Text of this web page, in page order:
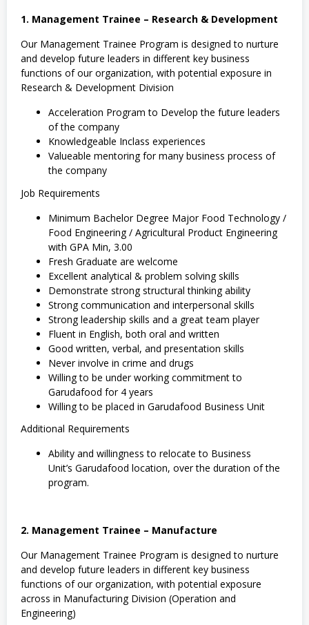
1. Management Trainee – Research & Development
Our Management Trainee Program is designed to nurture
and develop future leaders in different key business
functions of our organization, with potential exposure in
Research & Development Division
Acceleration Program to Develop the future leaders
of the company
Knowledgeable Inclass experiences
Valueable mentoring for many business process of
the company
Job Requirements
Minimum Bachelor Degree Major Food Technology /
Food Engineering / Agricultural Product Engineering
with GPA Min, 3.00
Fresh Graduate are welcome
Excellent analytical & problem solving skills
Demonstrate strong structural thinking ability
Strong communication and interpersonal skills
Strong leadership skills and a great team player
Fluent in English, both oral and written
Good written, verbal, and presentation skills
Never involve in crime and drugs
Willing to be under working commitment to
Garudafood for 4 years
Willing to be placed in Garudafood Business Unit
Additional Requirements
Ability and willingness to relocate to Business
Unit’s Garudafood location, over the duration of the
program.
2. Management Trainee – Manufacture
Our Management Trainee Program is designed to nurture
and develop future leaders in different key business
functions of our organization, with potential exposure
across in Manufacturing Division (Operation and
Engineering)